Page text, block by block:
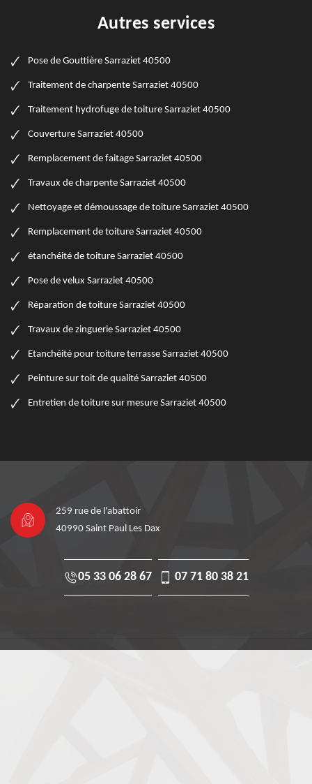
Autres services
Pose de Gouttière Sarraziet 40500
Traitement de charpente Sarraziet 40500
Traitement hydrofuge de toiture Sarraziet 40500
Couverture Sarraziet 40500
Remplacement de faitage Sarraziet 40500
Travaux de charpente Sarraziet 40500
Nettoyage et démoussage de toiture Sarraziet 40500
Remplacement de toiture Sarraziet 40500
étanchéité de toiture Sarraziet 40500
Pose de velux Sarraziet 40500
Réparation de toiture Sarraziet 40500
Travaux de zinguerie Sarraziet 40500
Etanchéité pour toiture terrasse Sarraziet 40500
Peinture sur toit de qualité Sarraziet 40500
Entretien de toiture sur mesure Sarraziet 40500
259 rue de l'abattoir
40990 Saint Paul Les Dax
05 33 06 28 67 07 71 80 38 21